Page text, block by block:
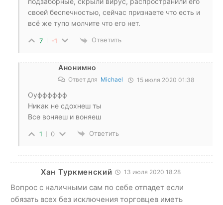
своей беспечностью, сейчас признаете что есть и
всё же тупо молчите что его нет.
7 -1 Ответить
Анонимно
Ответ для Michael 15 июля 2020 01:38
Оуфффффф
Никак не сдохнеш ты
Все воняеш и воняеш
1 0 Ответить
Хан Туркменский 13 июля 2020 18:28
Вопрос с наличными сам по себе отпадет если
обязать всех без исключения торговцев иметь